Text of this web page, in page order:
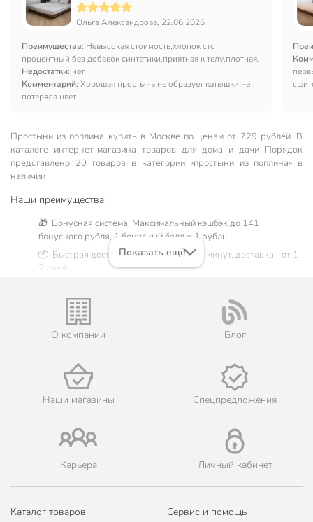
Ольга Александрова, 22.06.2026
Преимущества: Невысокая стоимость,хлопок сто
процентный,без добавок синтетики,приятная к телу,плотная.
Недостатки: нет
Комментарий: Хорошая простынь,не образует катышки,не
потеряла цвет.
Простыни из поплина купить в Москве по ценам от 729 рублей. В
каталоге интернет-магазина товаров для дома и дачи Порядок
представлено 20 товаров в категории «простыни из поплина» в
наличии
Наши преимущества:
🎁 Бонусная система. Максимальный кэшбэк до 141
бонусного рубля, 1 бонусный балл = 1 рубль.
📦 Быстрая доставка. Самовывоз от 60 минут, доставка - от 1-
2 дней.
Жители Московской области могут сделать заказ и оплатить
его онлайн на официальном сайте сети магазинов Порядок.
💳 Оплата: онлайн на сайте интернет-гипермаркета или
🛍 Скидки, акции, распродажи каждый день!
📜 Только оригинальная продукция. Интернет-гипермаркет
Порядок - официальный представитель ведущих мировых
марок.
Показать ещё
О компании Блог
Наши магазины Спецпредложения
Карьера Личный кабинет
Каталог товаров Сервис и помощь